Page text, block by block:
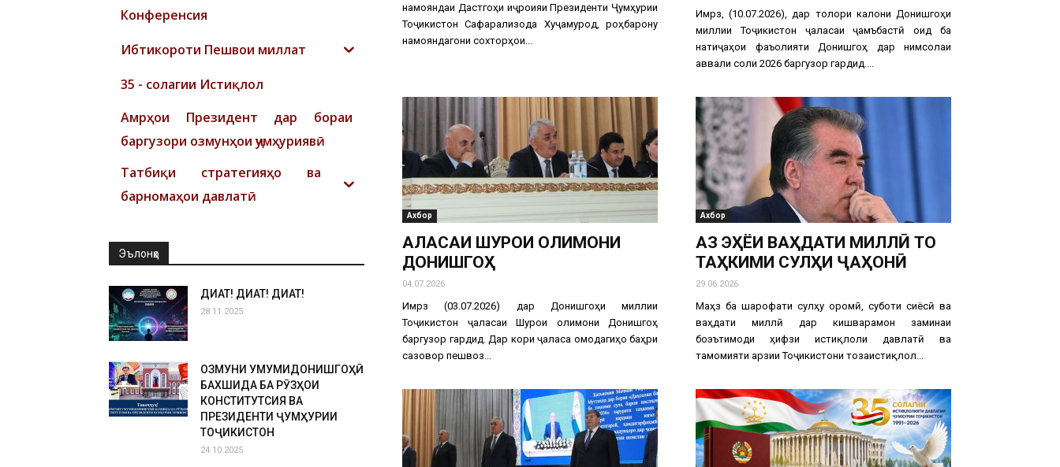
Конференсия
Ибтикороти Пешвои миллат
35 - солагии Истиқлол
Амрҳои Президент дар бораи
баргузори озмунҳои ҷумҳуриявӣ
Татбиқи стратегияҳо ва
барномаҳои давлатӣ
Эълонҳо
ДИҚҚАТ! ДИҚҚАТ! ДИҚҚАТ!
28.11.2025
ОЗМУНИ УМУМИДОНИШГОҲӢ
БАХШИДА БА РӮЗҲОИ
КОНСТИТУТСИЯ ВА
ПРЕЗИДЕНТИ ҶУМҲУРИИ
ТОҶИКИСТОН
24.10.2025
намояндаи Дастгоҳи иҷроияи Президенти Ҷумҳурии
Тоҷикистон Сафарализода Хуҷамурод, роҳбарону
намояндагони сохторҳои...
Имрӯз, (10.07.2026), дар толори калони Донишгоҳи
миллии Тоҷикистон ҷаласаи ҷамъбастӣ оид ба
натиҷаҳои фаъолияти Донишгоҳ дар нимсолаи
аввали соли 2026 баргузор гардид....
Ахбор
АЛАСАИ ШУРОИ ОЛИМОНИ
ДОНИШГОҲ
04.07.2026
Имрӯз (03.07.2026) дар Донишгоҳи миллии
Тоҷикистон ҷаласаи Шурои олимони Донишгоҳ
баргузор гардид. Дар кори ҷаласа омодагиҳо баҳри
сазовор пешвоз...
Ахбор
АЗ ЭҲЁИ ВАҲДАТИ МИЛЛӢ ТО
ТАҲКИМИ СУЛҲИ ҶАҲОНӢ
29.06.2026
Маҳз ба шарофати сулҳу оромӣ, суботи сиёсӣ ва
ваҳдати миллӣ дар кишварамон заминаи
боэътимоди ҳифзи истиқлоли давлатӣ ва
тамомияти арзии Тоҷикистони тозаистиқлол...